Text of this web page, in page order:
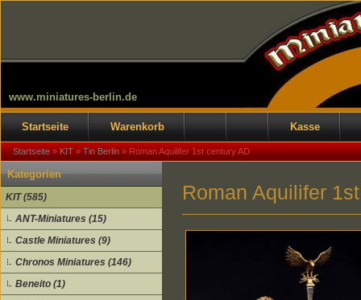
www.miniatures-berlin.de
Startseite Warenkorb Kasse
Startseite»KIT»Tin Berlin»Roman Aquilifer 1st century AD
Kategorien
KIT (585)
ANT-Miniatures (15)
Castle Miniatures (9)
Chronos Miniatures (146)
Beneito (1)
Roman Aquilifer